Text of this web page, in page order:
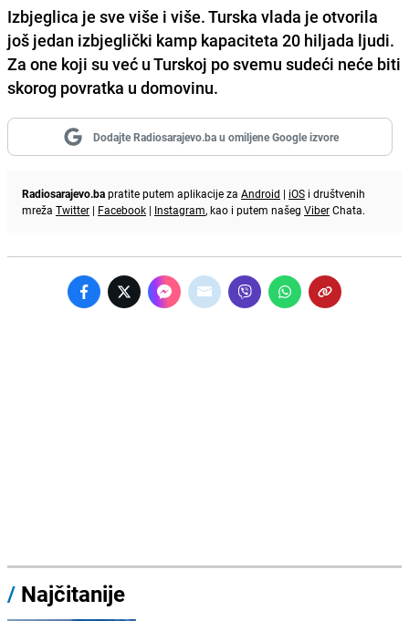
Izbjeglica je sve više i više. Turska vlada je otvorila
još jedan izbjeglički kamp kapaciteta 20 hiljada ljudi.
Za one koji su već u Turskoj po svemu sudeći neće biti
skorog povratka u domovinu.
Dodajte Radiosarajevo.ba u omiljene Google izvore
Radiosarajevo.bapratite putem aplikacije za Android | iOS i društvenih
mreža Twitter | Facebook | Instagram, kao i putem našeg ViberChata.
/ Najčitanije